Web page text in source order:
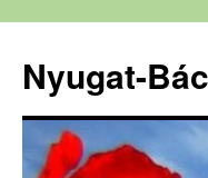
Nyugat-